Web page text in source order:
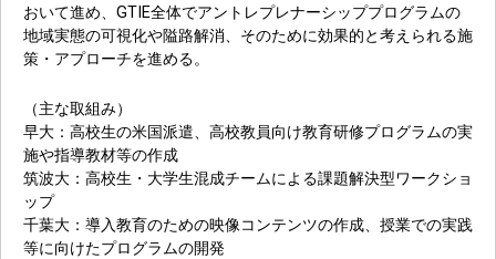
おいて進め、GTIE全体でアントレプレナーシッププログラムの
地域実態の可視化や隘路解消、そのために効果的と考えられる施
策・アプローチを進める。
（主な取組み）
早大：高校生の米国派遣、高校教員向け教育研修プログラムの実
施や指導教材等の作成
筑波大：高校生・大学生混成チームによる課題解決型ワークショ
ップ
千葉大：導入教育のための映像コンテンツの作成、授業での実践
等に向けたプログラムの開発